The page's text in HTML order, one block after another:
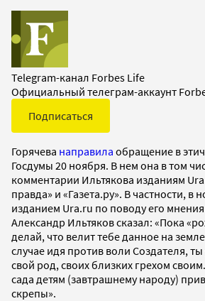
Telegram-канал Forbes Life
Официальный телеграм-аккаунт
Подписаться
Горячева направила обращение в
Госдумы 20 ноября. В нем она в том
комментарии Ильтякова изданиям
правда» и «Газета.ру». В частности, в
изданием Ura.ru по поводу его
Александр Ильтяков сказал: «Пока
делай, что велит тебе данное на
случае идя против воли Создателя,
свой род, своих близких грехом
сада детям (завтрашнему народу)
скрепы».